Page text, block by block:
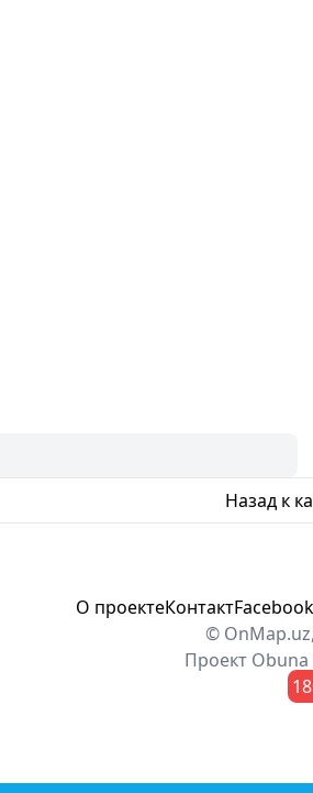
Назад к
О проектеКонтактFacebook
©
Проект Obuna